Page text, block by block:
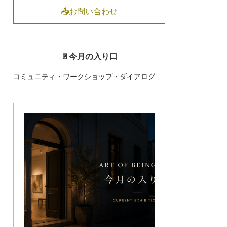
📤お問い合わせ
🚪今月の入り口
コミュニティ・ワークショップ・ダイアログ